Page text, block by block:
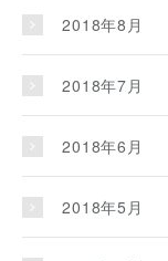
2018年8月
2018年7月
2018年6月
2018年5月